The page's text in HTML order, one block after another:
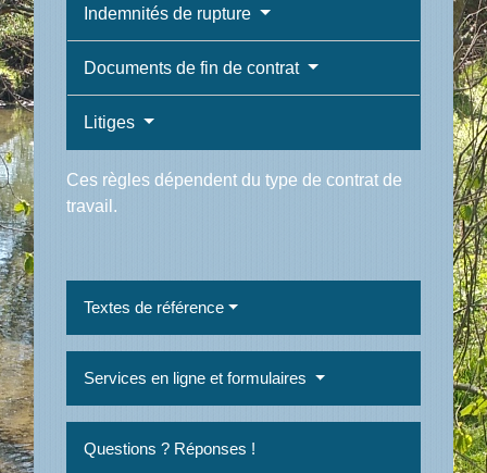
Indemnités de rupture
Documents de fin de contrat
Litiges
Ces règles dépendent du type de contrat de
travail.
Textes de référence
Services en ligne et formulaires
Questions ? Réponses !